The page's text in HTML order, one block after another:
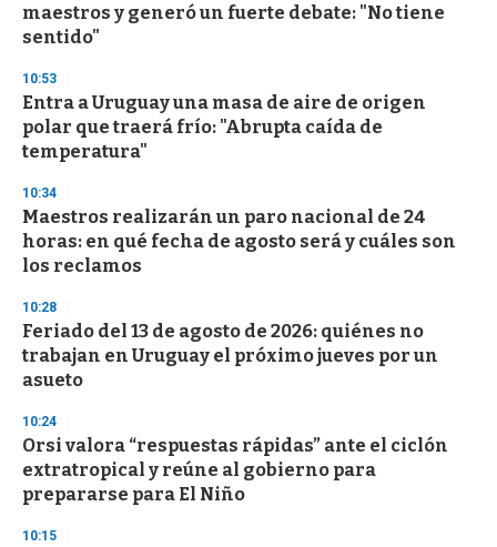
maestros y generó un fuerte debate: "No tiene
sentido"
10:53
Entra a Uruguay una masa de aire de origen
polar que traerá frío: "Abrupta caída de
temperatura"
10:34
Maestros realizarán un paro nacional de 24
horas: en qué fecha de agosto será y cuáles son
los reclamos
10:28
Feriado del 13 de agosto de 2026: quiénes no
trabajan en Uruguay el próximo jueves por un
asueto
10:24
Orsi valora “respuestas rápidas” ante el ciclón
extratropical y reúne al gobierno para
prepararse para El Niño
10:15